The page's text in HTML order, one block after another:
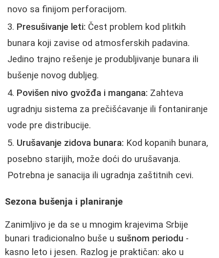
novo sa finijom perforacijom.
Presušivanje leti: Čest problem kod plitkih
bunara koji zavise od atmosferskih padavina.
Jedino trajno rešenje je produbljivanje bunara ili
bušenje novog dubljeg.
Povišen nivo gvožđa i mangana: Zahteva
ugradnju sistema za prečišćavanje ili fontaniranje
vode pre distribucije.
Urušavanje zidova bunara: Kod kopanih bunara,
posebno starijih, može doći do urušavanja.
Potrebna je sanacija ili ugradnja zaštitnih cevi.
Sezona bušenja i planiranje
Zanimljivo je da se u mnogim krajevima Srbije
bunari tradicionalno buše u sušnom periodu -
kasno leto i jesen. Razlog je praktičan: ako u